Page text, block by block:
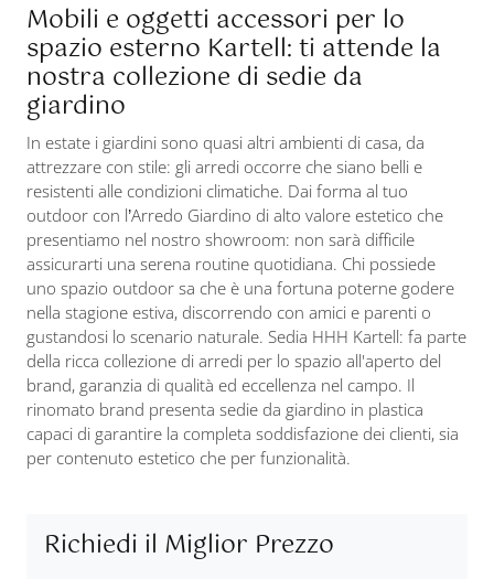
Mobili e oggetti accessori per lo
spazio esterno Kartell: ti attende la
nostra collezione di sedie da
giardino
In estate i giardini sono quasi altri ambienti di casa, da
attrezzare con stile: gli arredi occorre che siano belli e
resistenti alle condizioni climatiche. Dai forma al tuo
outdoor con l’Arredo Giardino di alto valore estetico che
presentiamo nel nostro showroom: non sarà difficile
assicurarti una serena routine quotidiana. Chi possiede
uno spazio outdoor sa che è una fortuna poterne godere
nella stagione estiva, discorrendo con amici e parenti o
gustandosi lo scenario naturale. Sedia HHH Kartell: fa parte
della ricca collezione di arredi per lo spazio all'aperto del
brand, garanzia di qualità ed eccellenza nel campo. Il
rinomato brand presenta sedie da giardino in plastica
capaci di garantire la completa soddisfazione dei clienti, sia
per contenuto estetico che per funzionalità.
Richiedi il Miglior Prezzo